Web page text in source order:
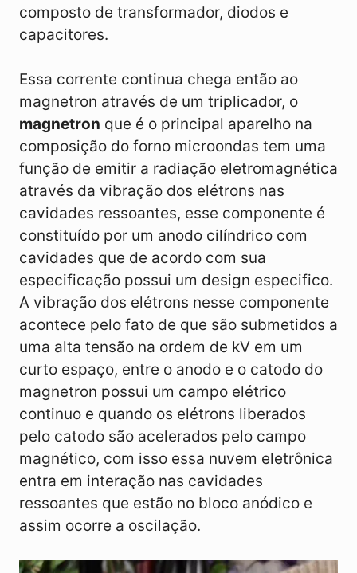
composto de transformador, diodos e
capacitores.
Essa corrente continua chega então ao
magnetron através de um triplicador, o
magnetron que é o principal aparelho na
composição do forno microondas tem uma
função de emitir a radiação eletromagnética
através da vibração dos elétrons nas
cavidades ressoantes, esse componente é
constituído por um anodo cilíndrico com
cavidades que de acordo com sua
especificação possui um design especifico.
A vibração dos elétrons nesse componente
acontece pelo fato de que são submetidos a
uma alta tensão na ordem de kV em um
curto espaço, entre o anodo e o catodo do
magnetron possui um campo elétrico
continuo e quando os elétrons liberados
pelo catodo são acelerados pelo campo
magnético, com isso essa nuvem eletrônica
entra em interação nas cavidades
ressoantes que estão no bloco anódico e
assim ocorre a oscilação.